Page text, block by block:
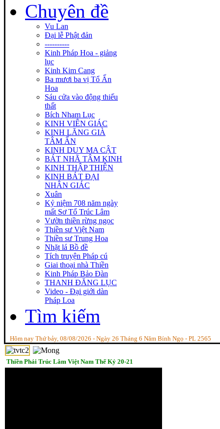
Chuyên đề
Vu Lan
Đại lễ Phật đản
----------
Kinh Pháp Hoa - giảng
lục
Kinh Kim Cang
Ba mươi ba vị Tổ Ấn
Hoa
Sáu cửa vào động thiếu
thất
Bích Nham Lục
KINH VIÊN GIÁC
KINH LĂNG GIÀ
TÂM ẤN
KINH DUY MA CẬT
BÁT NHÃ TÂM KINH
KINH THẬP THIỆN
KINH BÁT ĐẠI
NHÂN GIÁC
Xuân
Kỷ niệm 708 năm ngày
mất Sơ Tổ Trúc Lâm
Vườn thiền rừng ngọc
Thiền sư Việt Nam
Thiền sư Trung Hoa
Nhặt lá Bồ đề
Tích truyện Pháp cú
Giai thoại nhà Thiền
Kinh Pháp Bảo Đàn
THANH ĐĂNG LỤC
Video - Đại giới dàn
Pháp Loa
Tìm kiếm
Hôm nay Thứ bảy, 08/08/2026 - Ngày 26 Tháng 6 Năm Bính Ngọ - PL 2565
Thiền Phái Trúc Lâm Việt Nam Thế Kỷ 20-21